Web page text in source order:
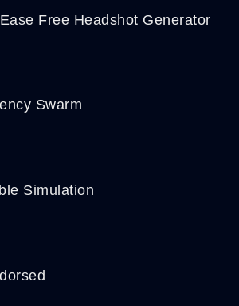
Free Headshot Generator
Swarm
Simulation